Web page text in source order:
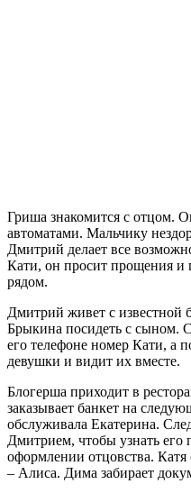
Гриша знакомится с отцом.
автоматами. Мальчику
Дмитрий делает все
Кати, он просит прощения и
рядом.
Дмитрий живет с известной
Брыкина посидеть с сыном.
его телефоне номер Кати, а
девушки и видит их вместе.
Блогерша приходит в
заказывает банкет на
обслуживала Екатерина.
Дмитрием, чтобы узнать его
оформлении отцовства. Катя
– Алиса. Дима забирает